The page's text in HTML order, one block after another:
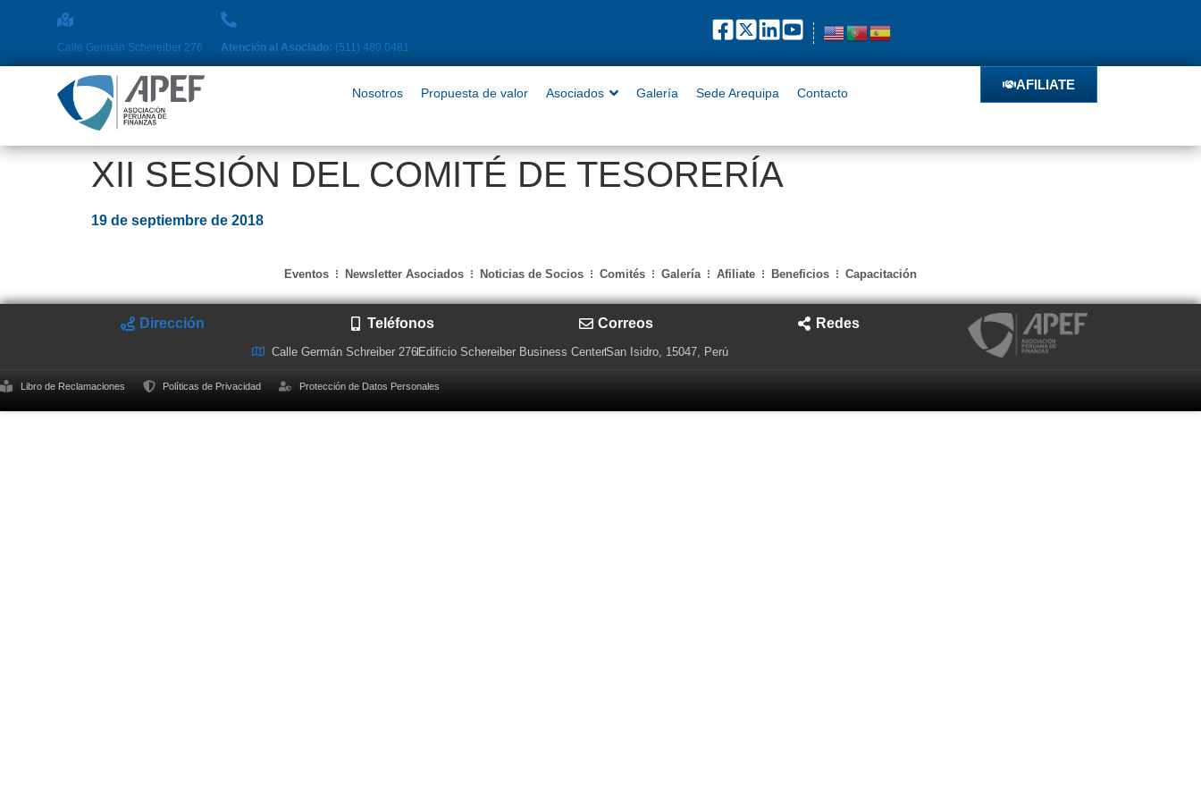
Sede Arequipa Contacto AFILIATE
Calle Germán Schereiber 276 Atención al Asociado: (511) 480 0481
Nosotros Propuesta de valor Asociados Galería Sede Arequipa Contacto
AFILIATE
XII SESIÓN DEL COMITÉ DE TESORERÍA
19 de septiembre de 2018
Eventos Newsletter Asociados Noticias de Socios Comités Galería Afiliate Beneficios Capacitación
Dirección Teléfonos Correos Redes
Calle Germán Schreiber 276Edificio Schereiber Business CenterSan Isidro, 15047, Perú
Libro de Reclamaciones Políticas de Privacidad Protección de Datos Personales